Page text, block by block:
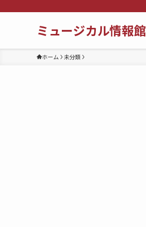
ミュージカル情報館
ホーム 未分類